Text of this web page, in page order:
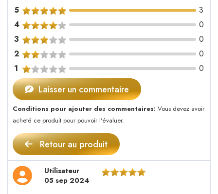
5
3
4
0
3
0
2
0
1
0
Laisser un commentaire
Conditions pour ajouter des commentaires: Vous devez avoir
acheté ce produit pour pouvoir l'évaluer.
Retour au produit
Utilisateur
05 sep 2024